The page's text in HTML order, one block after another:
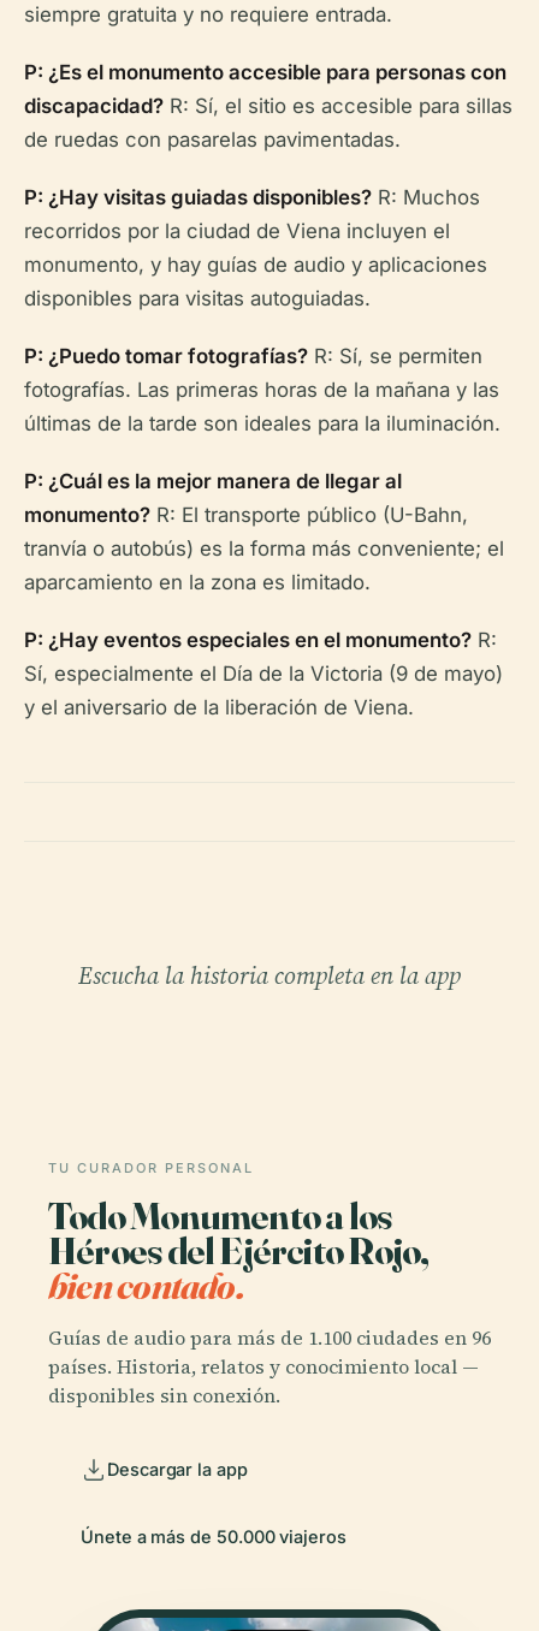
siempre gratuita y no requiere entrada.
P: ¿Es el monumento accesible para personas con
discapacidad? R: Sí, el sitio es accesible para sillas
de ruedas con pasarelas pavimentadas.
P: ¿Hay visitas guiadas disponibles? R: Muchos
recorridos por la ciudad de Viena incluyen el
monumento, y hay guías de audio y aplicaciones
disponibles para visitas autoguiadas.
P: ¿Puedo tomar fotografías? R: Sí, se permiten
fotografías. Las primeras horas de la mañana y las
últimas de la tarde son ideales para la iluminación.
P: ¿Cuál es la mejor manera de llegar al
monumento? R: El transporte público (U-Bahn,
tranvía o autobús) es la forma más conveniente; el
aparcamiento en la zona es limitado.
P: ¿Hay eventos especiales en el monumento? R:
Sí, especialmente el Día de la Victoria (9 de mayo)
y el aniversario de la liberación de Viena.
Escucha la historia completa en la app
TU CURADOR PERSONAL
Todo Monumento a los
Héroes del Ejército Rojo,
bien contado.
Guías de audio para más de 1.100 ciudades en 96
países. Historia, relatos y conocimiento local —
disponibles sin conexión.
Descargar la app
Únete a más de 50.000 viajeros